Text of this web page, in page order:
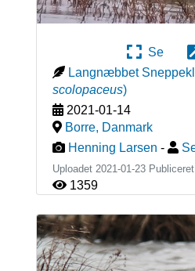
Se
Langnæbbet
scolopaceus)
2021-01-14
Borre, Danmark
Henning Larsen -
Uploadet 2021-01-23 Publiceret
1359